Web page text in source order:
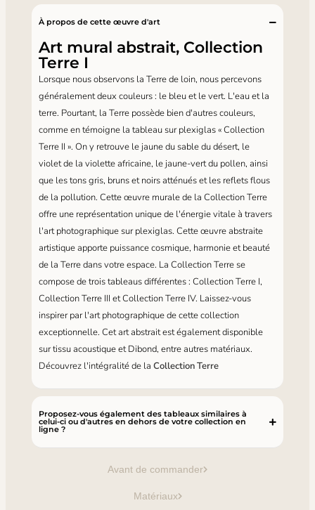
Avant de commander
Matériaux
À propos de cette œuvre d'art
Art mural abstrait, Collection
Terre I
Lorsque nous observons la Terre de loin, nous percevons
généralement deux couleurs : le bleu et le vert. L'eau et la
terre. Pourtant, la Terre possède bien d'autres couleurs,
comme en témoigne la tableau sur plexiglas « Collection
Terre II ». On y retrouve le jaune du sable du désert, le
violet de la violette africaine, le jaune-vert du pollen, ainsi
que les tons gris, bruns et noirs atténués et les reflets flous
de la pollution. Cette œuvre murale de la Collection Terre
offre une représentation unique de l'énergie vitale à travers
l'art photographique sur plexiglas. Cette œuvre abstraite
artistique apporte puissance cosmique, harmonie et beauté
de la Terre dans votre espace. La Collection Terre se
compose de trois tableaus différentes : Collection Terre I,
Collection Terre III et Collection Terre IV. Laissez-vous
inspirer par l'art photographique de cette collection
exceptionnelle. Cet art abstrait est également disponible
sur tissu acoustique et Dibond, entre autres matériaux.
Découvrez l'intégralité de la Collection Terre
Proposez-vous également des tableaux similaires à
celui-ci ou d'autres en dehors de votre collection en
ligne ?